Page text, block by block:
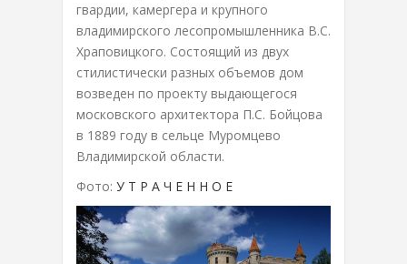
гвардии, камергера и крупного
владимирского лесопромышленника В.С.
Храповицкого. Состоящий из двух
стилистически разных объемов дом
возведен по проекту выдающегося
московского архитектора П.С. Бойцова
в 1889 году в сельце Муромцево
Владимирской области.
Фото: У Т Р А Ч Е Н Н О Е